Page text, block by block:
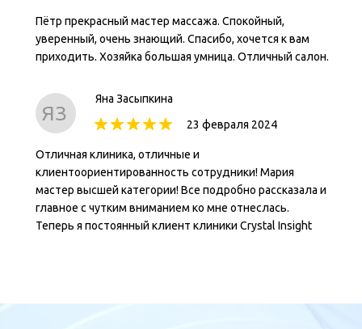
Пётр прекрасный мастер массажа. Спокойный,
уверенный, очень знающий. Спасибо, хочется к вам
приходить. Хозяйка большая умница. Отличный салон.
Отличная клиника, отличные и
клиентоориентированность сотрудники! Мария
мастер высшей категории! Все подробно рассказала и
главное с чутким вниманием ко мне отнеслась.
Теперь я постоянный клиент клиники Crystal Insight
23 февраля 2024
Яна Засыпкина
ЯЗ